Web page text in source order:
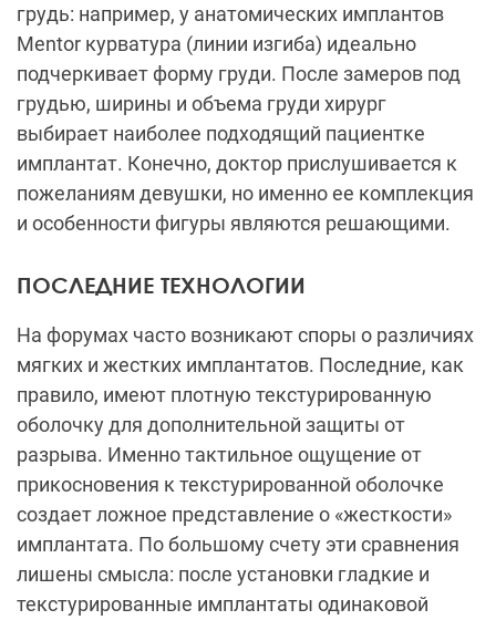
грудь: например, у анатомических имплантов
Mentor курватура (линии изгиба) идеально
подчеркивает форму груди. После замеров под
грудью, ширины и объема груди хирург
выбирает наиболее подходящий пациентке
имплантат. Конечно, доктор прислушивается к
пожеланиям девушки, но именно ее комплекция
и особенности фигуры являются решающими.
ПОСЛЕДНИЕ ТЕХНОЛОГИИ
На форумах часто возникают споры о различиях
мягких и жестких имплантатов. Последние, как
правило, имеют плотную текстурированную
оболочку для дополнительной защиты от
разрыва. Именно тактильное ощущение от
прикосновения к текстурированной оболочке
создает ложное представление о «жесткости»
имплантата. По большому счету эти сравнения
лишены смысла: после установки гладкие и
текстурированные имплантаты одинаковой